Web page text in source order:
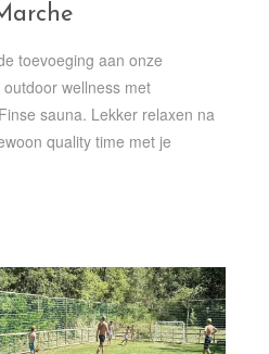
toevoeging aan onze
wellness met
sauna. Lekker relaxen na
quality time met je